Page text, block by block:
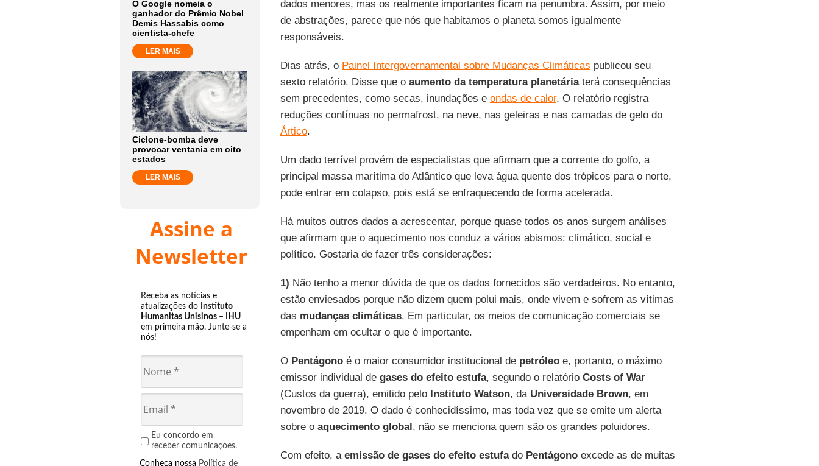
O Google nomeia o
ganhador do Prêmio Nobel
Demis Hassabis como
cientista-chefe
LER MAIS
Ciclone-bomba deve
provocar ventania em oito
estados
LER MAIS
Assine a
Newsletter
Receba as notícias e
atualizações do Instituto
Humanitas Unisinos – IHU
em primeira mão. Junte-se a
nós!
Eu concordo em
receber comunicações.
Conheça nossa Política de
dados menores, mas os realmente importantes ficam na penumbra. Assim, por meio
de abstrações, parece que nós que habitamos o planeta somos igualmente
responsáveis.
Dias atrás, o Painel Intergovernamental sobre Mudanças Climáticas publicou seu
sexto relatório. Disse que o aumento da temperatura planetáriaterá consequências
sem precedentes, como secas, inundações e ondas de calor. O relatório registra
reduções contínuas no permafrost, na neve, nas geleiras e nas camadas de gelo do
Ártico.
Um dado terrível provém de especialistas que afirmam que a corrente do golfo, a
principal massa marítima do Atlântico que leva água quente dos trópicos para o norte,
pode entrar em colapso, pois está se enfraquecendo de forma acelerada.
Há muitos outros dados a acrescentar, porque quase todos os anos surgem análises
que afirmam que o aquecimento nos conduz a vários abismos: climático, social e
político. Gostaria de fazer três considerações:
1) Não tenho a menor dúvida de que os dados fornecidos são verdadeiros. No entanto,
estão enviesados porque não dizem quem polui mais, onde vivem e sofrem as vítimas
das mudanças climáticas. Em particular, os meios de comunicação comerciais se
empenham em ocultar o que é importante.
O Pentágonoé o maior consumidor institucional de petróleoe, portanto, o máximo
emissor individual de gases do efeito estufa, segundo o relatório Costs of War
(Custos da guerra), emitido pelo Instituto Watson, da Universidade Brown, em
novembro de 2019. O dado é conhecidíssimo, mas toda vez que se emite um alerta
sobre o aquecimento global, não se menciona quem são os grandes poluidores.
Com efeito, aemissão de gases do efeito estufado Pentágonoexcede as de muitas